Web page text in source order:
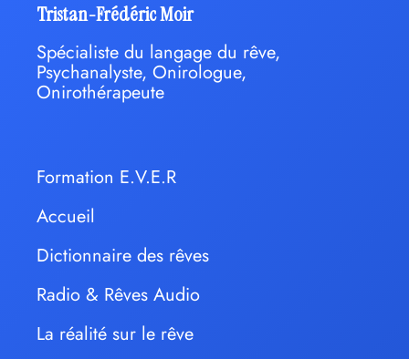
Tristan-Frédéric Moir
Spécialiste du langage du rêve,
Psychanalyste, Onirologue,
Onirothérapeute
Formation E.V.E.R
Accueil
Dictionnaire des rêves
Radio & Rêves Audio
La réalité sur le rêve